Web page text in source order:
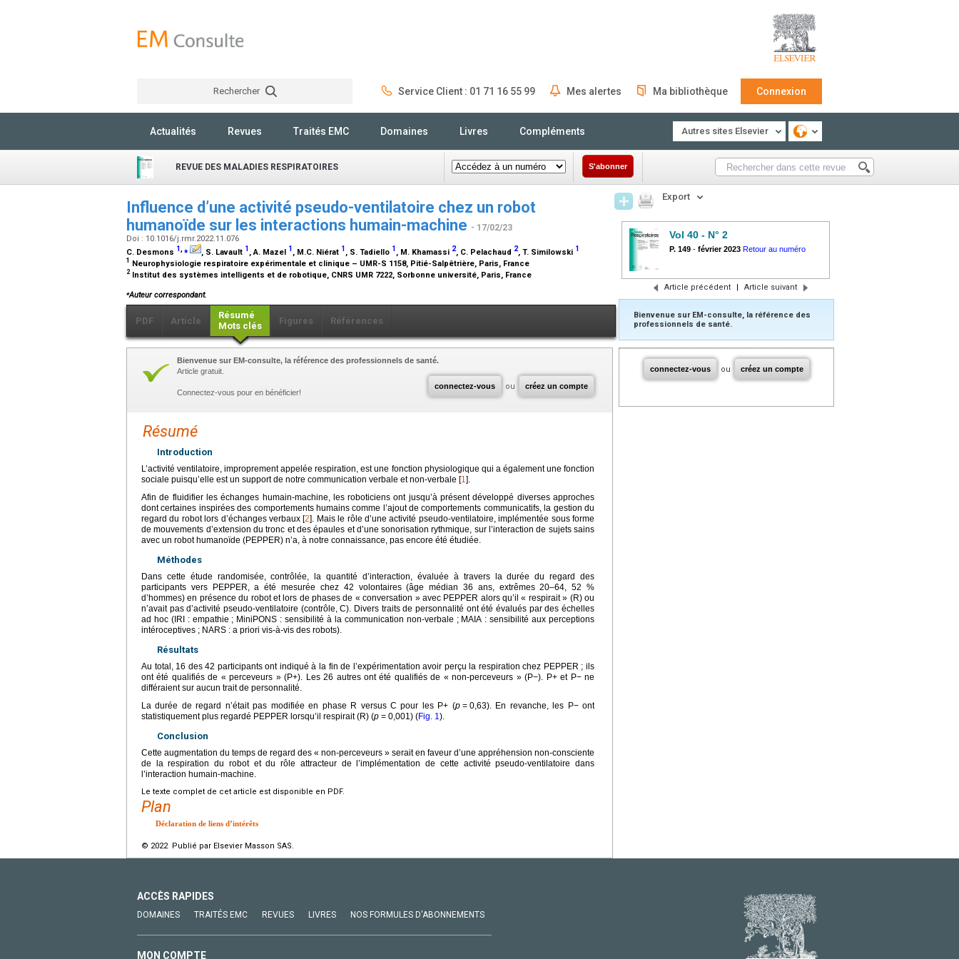
Rechercher Service Client : 01 71 16 55 99 Mes alertes Ma bibliothèque Connexion
Actualités Revues Traités EMC Domaines Livres Compléments Autres sites Elsevier
REVUE DES MALADIES RESPIRATOIRES S'abonner
Influence d’une activité pseudo-ventilatoire chez un robot
humanoïde sur les interactions humain-machine - 17/02/23
Doi : 10.1016/j.rmr.2022.11.076
C. Desmons 1,⁎ , S. Lavault 1 , A. Mazel 1 , M.C. Niérat 1 , S. Tadiello 1 , M. Khamassi 2, C. Pelachaud 2, T. Similowski 1
1 Neurophysiologie respiratoire expérimentale et clinique – UMR-S 1158, Pitié-Salpêtrière, Paris, France
2 Institut des systèmes intelligents et de robotique, CNRS UMR 7222, Sorbonne université, Paris, France
⁎Auteur correspondant.
PDF Article
Résumé
Mots clés
Figures Références
connectez-vous ou créez un compte
Bienvenue sur EM-consulte, la référence des professionnels de santé.
Article gratuit.
Connectez-vous pour en bénéficier!
Résumé
Introduction
L’activité ventilatoire, improprement appelée respiration, est une fonction physiologique qui a également une fonction
sociale puisqu’elle est un support de notre communication verbale et non-verbale [1].
Afin de fluidifier les échanges humain-machine, les roboticiens ont jusqu’à présent développé diverses approches
dont certaines inspirées des comportements humains comme l’ajout de comportements communicatifs, la gestion du
regard du robot lors d’échanges verbaux [2]. Mais le rôle d’une activité pseudo-ventilatoire, implémentée sous forme
de mouvements d’extension du tronc et des épaules et d’une sonorisation rythmique, sur l’interaction de sujets sains
avec un robot humanoïde (PEPPER) n’a, à notre connaissance, pas encore été étudiée.
Méthodes
Dans cette étude randomisée, contrôlée, la quantité d’interaction, évaluée à travers la durée du regard des
participants vers PEPPER, a été mesurée chez 42 volontaires (âge médian 36 ans, extrêmes 20–64, 52 %
d’hommes) en présence du robot et lors de phases de « conversation » avec PEPPER alors qu’il « respirait » (R) ou
n’avait pas d’activité pseudo-ventilatoire (contrôle, C). Divers traits de personnalité ont été évalués par des échelles
ad hoc (IRI : empathie ; MiniPONS : sensibilité à la communication non-verbale ; MAIA : sensibilité aux perceptions
intéroceptives ; NARS : a priori vis-à-vis des robots).
Résultats
Au total, 16 des 42 participants ont indiqué à la fin de l’expérimentation avoir perçu la respiration chez PEPPER ; ils
ont été qualifiés de « perceveurs » (P+). Les 26 autres ont été qualifiés de « non-perceveurs » (P−). P+ et P− ne
différaient sur aucun trait de personnalité.
La durée de regard n’était pas modifiée en phase R versus C pour les P+ (p = 0,63). En revanche, les P− ont
statistiquement plus regardé PEPPER lorsqu’il respirait (R) (p = 0,001) (Fig. 1).
Conclusion
Cette augmentation du temps de regard des « non-perceveurs » serait en faveur d’une appréhension non-consciente
de la respiration du robot et du rôle attracteur de l’implémentation de cette activité pseudo-ventilatoire dans
l’interaction humain-machine.
Le texte complet de cet article est disponible en PDF.
Plan
Déclaration de liens d’intérêts
© 2022 Publié par Elsevier Masson SAS.
Export
Vol 40 - N° 2
P. 149 - février 2023 Retour au numéro
Article précédent | Article suivant
Bienvenue sur EM-consulte, la référence des
professionnels de santé.
connectez-vous ou créez un compte
ACCÈS RAPIDES
DOMAINES TRAITÉS EMC REVUES LIVRES NOS FORMULES D'ABONNEMENTS
MON COMPTE